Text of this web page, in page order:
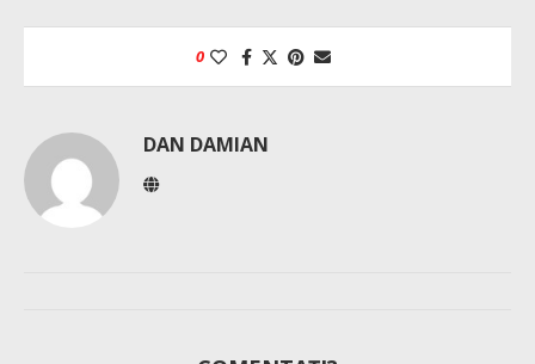
0
DAN DAMIAN